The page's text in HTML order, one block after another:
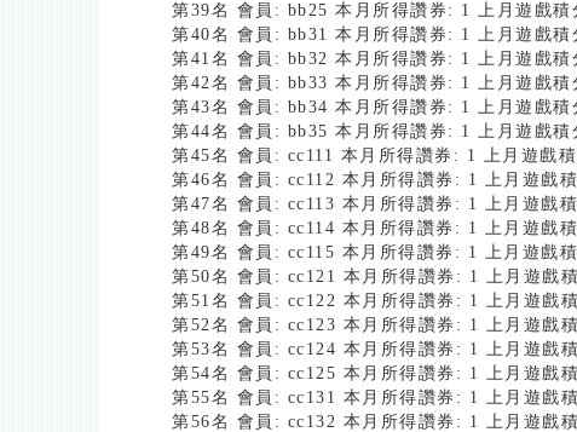
第39名 會員: bb25 本月所得讚券: 1 上月遊戲
第40名 會員: bb31 本月所得讚券: 1 上月遊戲
第41名 會員: bb32 本月所得讚券: 1 上月遊戲
第42名 會員: bb33 本月所得讚券: 1 上月遊戲
第43名 會員: bb34 本月所得讚券: 1 上月遊戲
第44名 會員: bb35 本月所得讚券: 1 上月遊戲
第45名 會員: cc111 本月所得讚券: 1 上月遊戲
第46名 會員: cc112 本月所得讚券: 1 上月遊戲
第47名 會員: cc113 本月所得讚券: 1 上月遊戲
第48名 會員: cc114 本月所得讚券: 1 上月遊戲
第49名 會員: cc115 本月所得讚券: 1 上月遊戲
第50名 會員: cc121 本月所得讚券: 1 上月遊戲
第51名 會員: cc122 本月所得讚券: 1 上月遊戲
第52名 會員: cc123 本月所得讚券: 1 上月遊戲
第53名 會員: cc124 本月所得讚券: 1 上月遊戲
第54名 會員: cc125 本月所得讚券: 1 上月遊戲
第55名 會員: cc131 本月所得讚券: 1 上月遊戲
第56名 會員: cc132 本月所得讚券: 1 上月遊戲